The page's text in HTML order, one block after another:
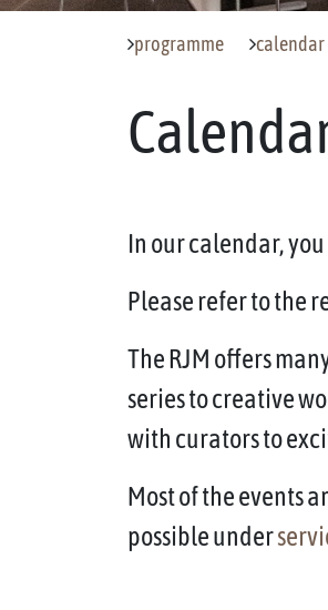
programme calendar
In our calendar,
Please refer to the
The RJM offers
series to creative
with curators to
Most of the events
possible under